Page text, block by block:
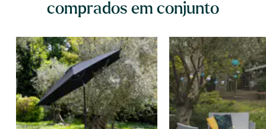
comprados em conjunto